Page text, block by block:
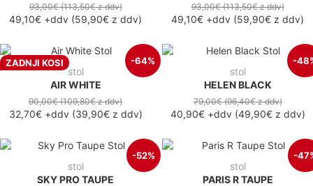
93,00€(113,50€z ddv)
49,10€ +ddv (59,90€ z ddv)
93,00€(113,50€z ddv)
49,10€ +ddv (59,90€ z ddv)
ZADNJI KOSI -64%
stol
AIR WHITE
90,00€(109,80€z ddv)
32,70€+ddv(39,90€z ddv)
-
stol
HELEN BLACK
79,00€(96,40€z ddv)
40,90€+ddv(49,90€z ddv)
-52%
stol
SKY PRO TAUPE
-
stol
PARIS R TAUPE